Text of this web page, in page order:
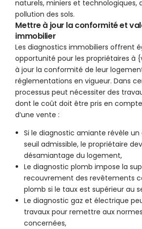
naturels, miniers et technologiques,
pollution des sols.
Mettre à jour la conformité et
immobilier
Les diagnostics immobiliers offrent
opportunité pour les propriétaires à
à jour la conformité de leur
réglementations en vigueur. Dans
processus peut nécessiter des
dont le coût doit être pris en
d’une vente :
Si le diagnostic amiante révèle
seuil admissible, le propriétaire
désamiantage du logement,
Le diagnostic plomb impose la
recouvrement des revêtements
plomb si le taux est supérieur au
Le diagnostic gaz et électrique
travaux pour remettre aux
concernées,